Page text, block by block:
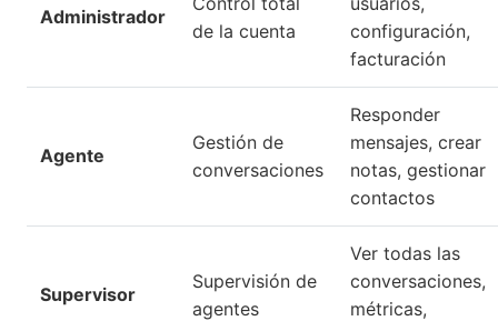
Administrador
de la cuenta
configuración,
facturación
Agente
Gestión de
conversaciones
Responder
mensajes, crear
notas, gestionar
contactos
Supervisor
Supervisión de
agentes
Ver todas las
conversaciones,
métricas,